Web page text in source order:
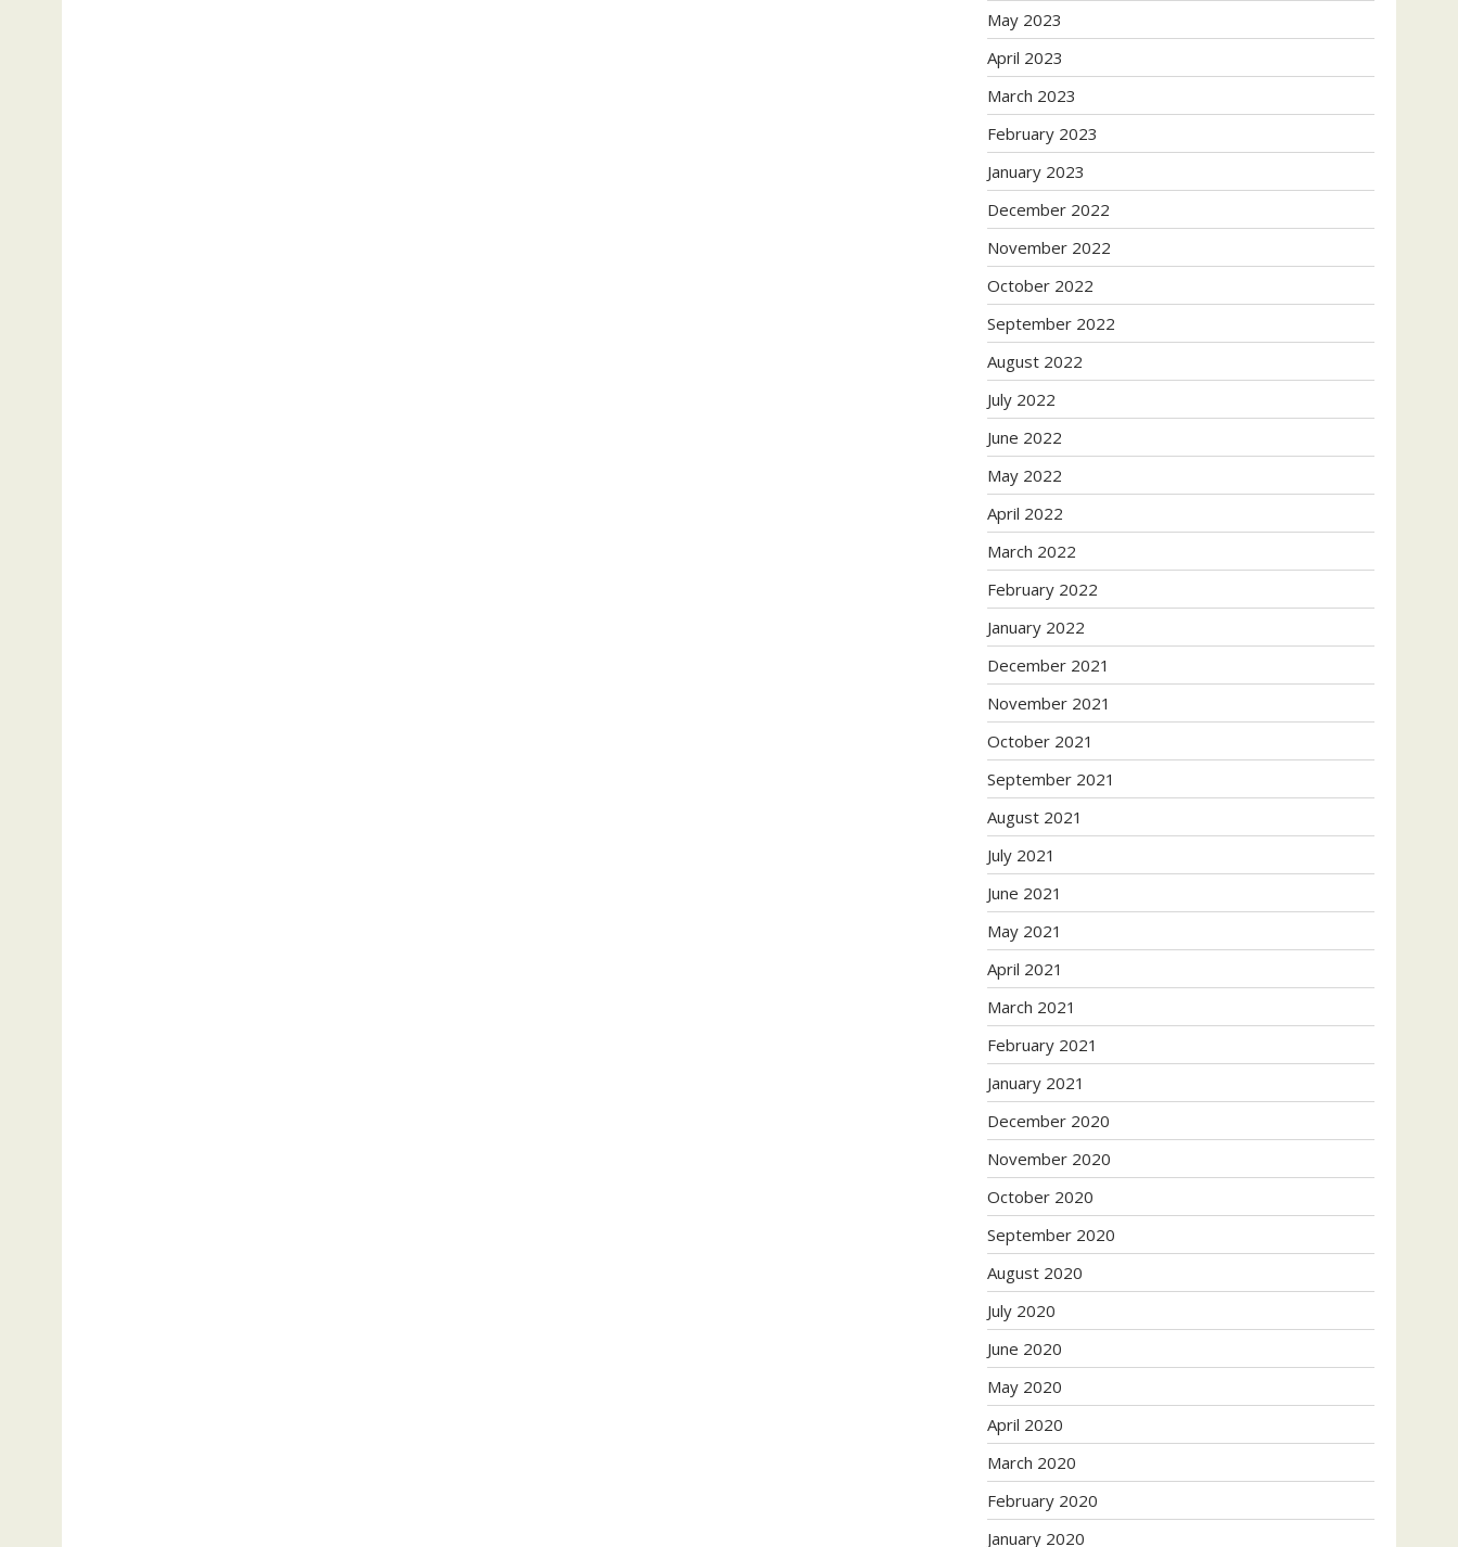
May 2023
April 2023
March 2023
February 2023
January 2023
December 2022
November 2022
October 2022
September 2022
August 2022
July 2022
June 2022
May 2022
April 2022
March 2022
February 2022
January 2022
December 2021
November 2021
October 2021
September 2021
August 2021
July 2021
June 2021
May 2021
April 2021
March 2021
February 2021
January 2021
December 2020
November 2020
October 2020
September 2020
August 2020
July 2020
June 2020
May 2020
April 2020
March 2020
February 2020
January 2020